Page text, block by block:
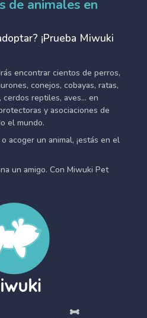
de animales en
¡Prueba Miwuki
encontrar cientos de perros,
conejos, cobayas, ratas,
reptiles, aves... en
y asociaciones de
el mundo.
acoger un animal, ¡estás en el
un amigo. Con Miwuki Pet